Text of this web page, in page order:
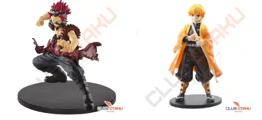
a
plusieurs
variations.
Les
options
peuvent
être
choisies
la
a
plusieurs
variations.
Les
options
peuvent
être
choisies
sur